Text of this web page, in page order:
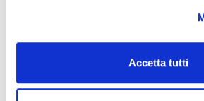
Accetta tutti
CARCOS MS 44 –
sbloccante
Lubrificante Multiuso